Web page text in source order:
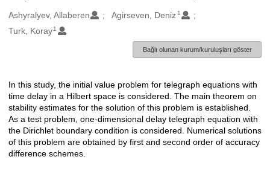
Oluşturanlar
Ashyralyev, Allaberen Agirseven, Deniz 1
Turk, Koray1
Bağlı olunan kurum/kuruluşları göster
Açıklama
In this study, the initial value problem for telegraph equations with
time delay in a Hilbert space is considered. The main theorem on
stability estimates for the solution of this problem is established.
As a test problem, one-dimensional delay telegraph equation with
the Dirichlet boundary condition is considered. Numerical solutions
of this problem are obtained by first and second order of accuracy
difference schemes.